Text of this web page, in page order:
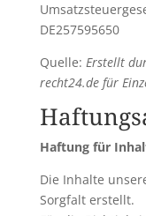
DE257595650
Quelle: Erstellt
recht24.de für
Haftung für
Die Inhalte
Sorgfalt erstellt.